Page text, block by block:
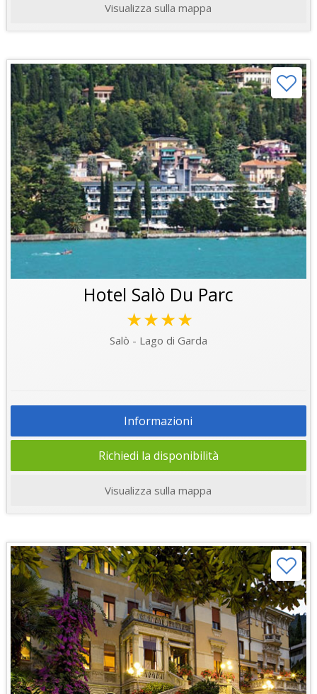
Visualizza sulla mappa
Hotel Salò Du Parc
★★★★
Salò - Lago di Garda
Informazioni
Richiedi la disponibilità
Visualizza sulla mappa